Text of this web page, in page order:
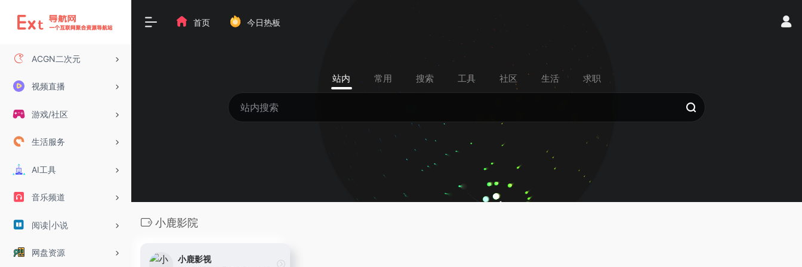
ACGN二次元
视频直播
游戏/社区
生活服务
AI工具
音乐频道
阅读|小说
网盘资源
首页 今日热板
站内 常用 搜索 工具 社区 生活 求职
小鹿影院
小鹿影视